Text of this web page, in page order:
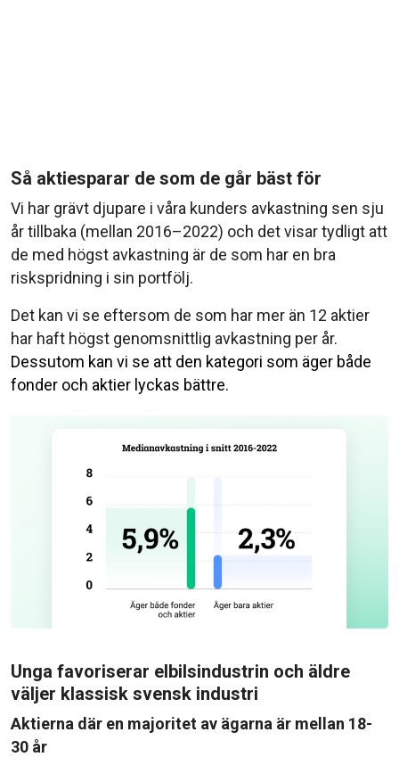
Så aktiesparar de som de går bäst för
Vi har grävt djupare i våra kunders avkastning sen sju
år tillbaka (mellan 2016–2022) och det visar tydligt att
de med högst avkastning är de som har en bra
riskspridning i sin portfölj.
Det kan vi se eftersom de som har mer än 12 aktier
har haft högst genomsnittlig avkastning per år.
Dessutom kan vi se att den kategori som äger både
fonder och aktier lyckas bättre.
Unga favoriserar elbilsindustrin och äldre
väljer klassisk svensk industri
Aktierna där en majoritet av ägarna är mellan 18-
30 år